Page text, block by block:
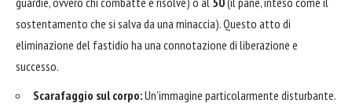
sostentamento che si salva da una minaccia). Questo atto di
eliminazione del fastidio ha una connotazione di liberazione e
successo.
Scarafaggio sul corpo:Un'immagine particolarmente disturbante.